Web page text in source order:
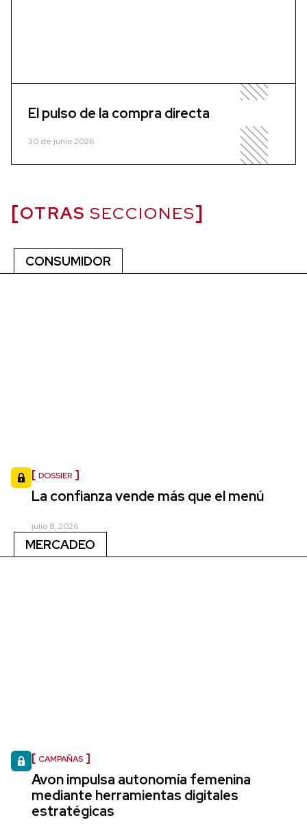
El pulso de la compra directa
30 de junio 2026
OTRAS SECCIONES
CONSUMIDOR
DOSSIER
La confianza vende más que el menú
julio 8, 2026
MERCADEO
CAMPAÑAS
Avon impulsa autonomía femenina
mediante herramientas digitales
estratégicas